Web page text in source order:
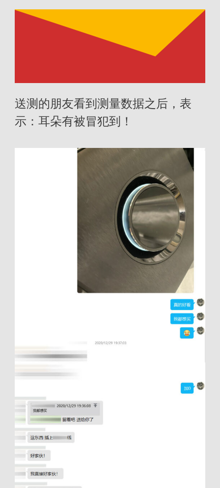
送测的朋友看到测量数据之后，表
示：耳朵有被冒犯到！